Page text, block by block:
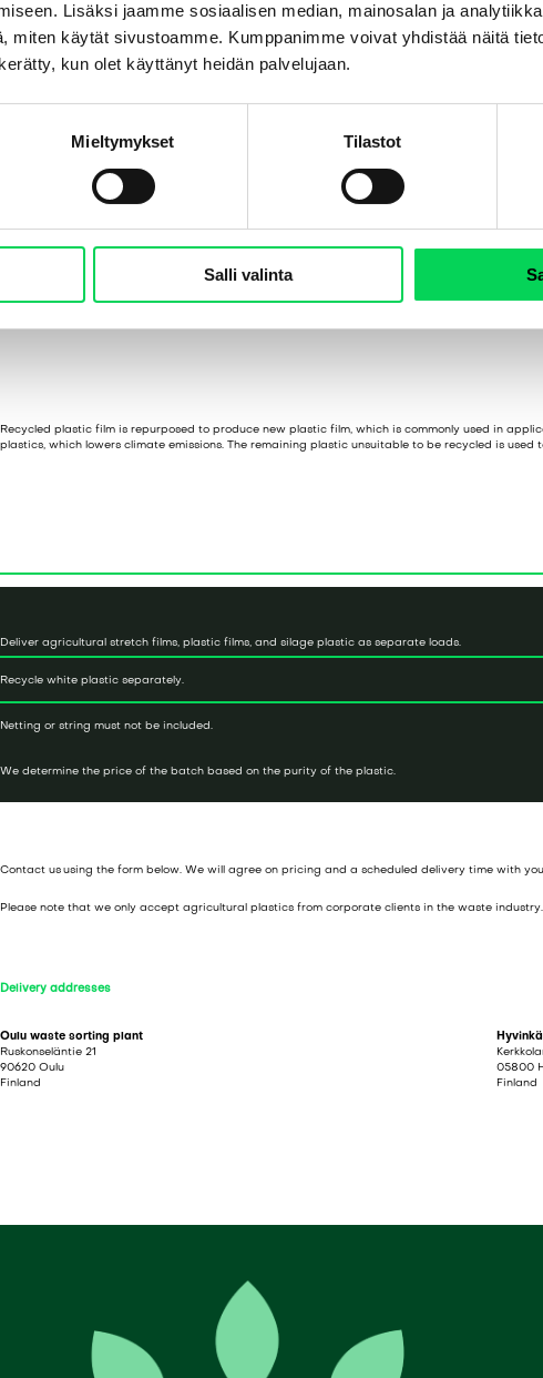
Lisäksi jaamme sosiaalisen median, mainosalan ja
miten käytät sivustoamme. Kumppanimme voivat yhdistää näitä
kun olet käyttänyt heidän palvelujaan.
Mieltymykset Tilastot
Salli valinta
We accept both pure and impure agricultural stretch films of HDPE and LDPE grades, as well
Recycled plastic film is repurposed to produce new plastic film, which is commonly used in
plastics, which lowers climate emissions. The remaining plastic unsuitable to be recycled is used
Deliver agricultural stretch films, plastic films, and silage plastic as separate loads.
Recycle white plastic separately.
Netting or string must not be included.
We determine the price of the batch based on the purity of the plastic.
Contact us using the form below. We will agree on pricing and a scheduled delivery time with
Please note that we only accept agricultural plastics from corporate clients in the waste industry.
Delivery addresses
Oulu waste sorting plant
Ruskonseläntie 21
90620 Oulu
Finland
05800
Finland